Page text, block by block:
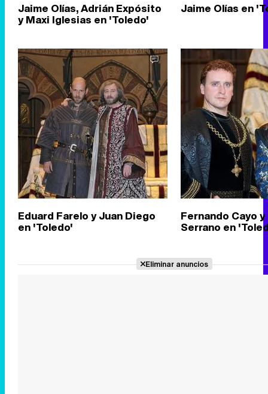
Jaime Olías, Adrián Expósito
y Maxi Iglesias en 'Toledo'
Jaime Olías en
Eduard Farelo y Juan Diego
en 'Toledo'
Fernando Cayo
Serrano en
Eliminar anuncios